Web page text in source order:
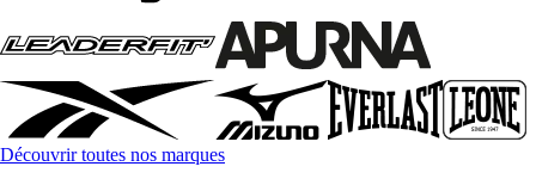
Découvrir toutes nos marques